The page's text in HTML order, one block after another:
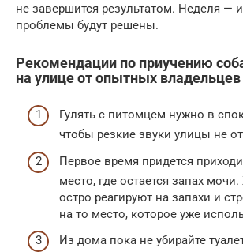
не завершится результатом. Неделя —
проблемы будут решены.
Рекомендации по приучению
на улице от опытных владельцев
Гулять с питомцем нужно в
чтобы резкие звуки улицы не
Первое время придется
место, где остается запах
остро реагируют на запахи и
на то место, которое уже
Из дома пока не убирайте